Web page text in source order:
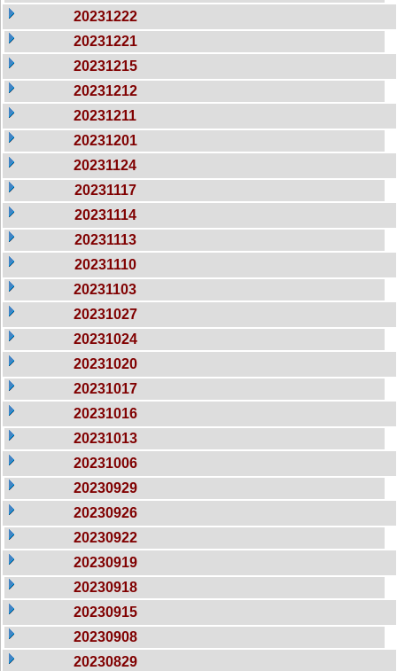
20231222
20231221
20231215
20231212
20231211
20231201
20231124
20231117
20231114
20231113
20231110
20231103
20231027
20231024
20231020
20231017
20231016
20231013
20231006
20230929
20230926
20230922
20230919
20230918
20230915
20230908
20230829